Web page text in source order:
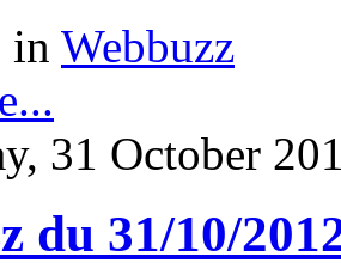
in Webbuzz
31 October
du 31/10/